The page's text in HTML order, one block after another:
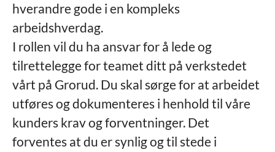
hverandre gode i en kompleks
arbeidshverdag.
I rollen vil du ha ansvar for å lede og
tilrettelegge for teamet ditt på verkstedet
vårt på Grorud. Du skal sørge for at arbeidet
utføres og dokumenteres i henhold til våre
kunders krav og forventninger. Det
forventes at du er synlig og til stede i